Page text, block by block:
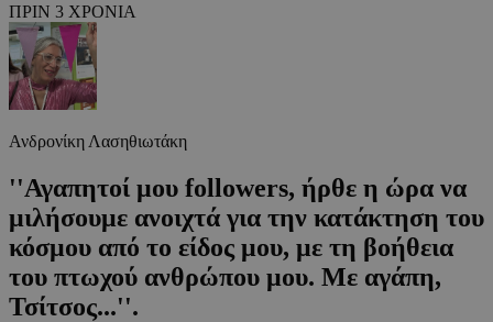
ΠΡΙΝ 3 ΧΡΟΝΙΑ
Ανδρονίκη Λασηθιωτάκη
''Αγαπητοί μου followers, ήρθε η ώρα να
μιλήσουμε ανοιχτά για την κατάκτηση του
κόσμου από το είδος μου, με τη βοήθεια
του πτωχού ανθρώπου μου. Με αγάπη,
Τσίτσος...''.